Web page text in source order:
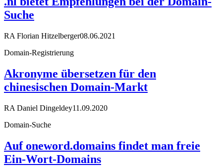
Suche
RA Florian Hitzelberger08.06.2021
Domain-Registrierung
Akronyme übersetzen für den
chinesischen Domain-Markt
RA Daniel Dingeldey11.09.2020
Domain-Suche
Auf oneword.domains findet man freie
Ein-Wort-Domains